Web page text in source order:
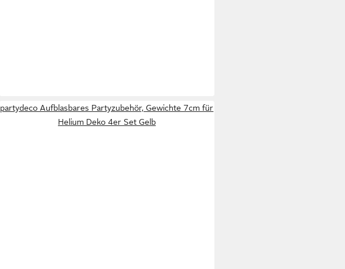
partydeco Aufblasbares Partyzubehör, Gewichte 7cm für
Helium Deko 4er Set Gelb